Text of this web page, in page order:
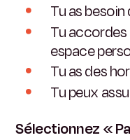
Tu as
Tu
espace
Tu as des
Tu peux
Sélectionnez «